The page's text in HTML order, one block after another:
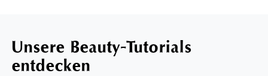
Unsere Beauty-Tutorials
entdecken